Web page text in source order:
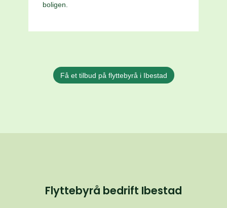
boligen.
Få et tilbud på flyttebyrå i Ibestad
Flyttebyrå bedrift Ibestad